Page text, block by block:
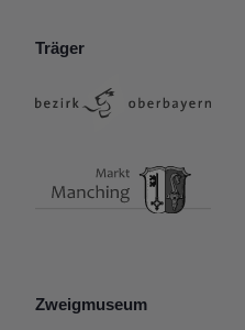
Träger
Zweigmuseum